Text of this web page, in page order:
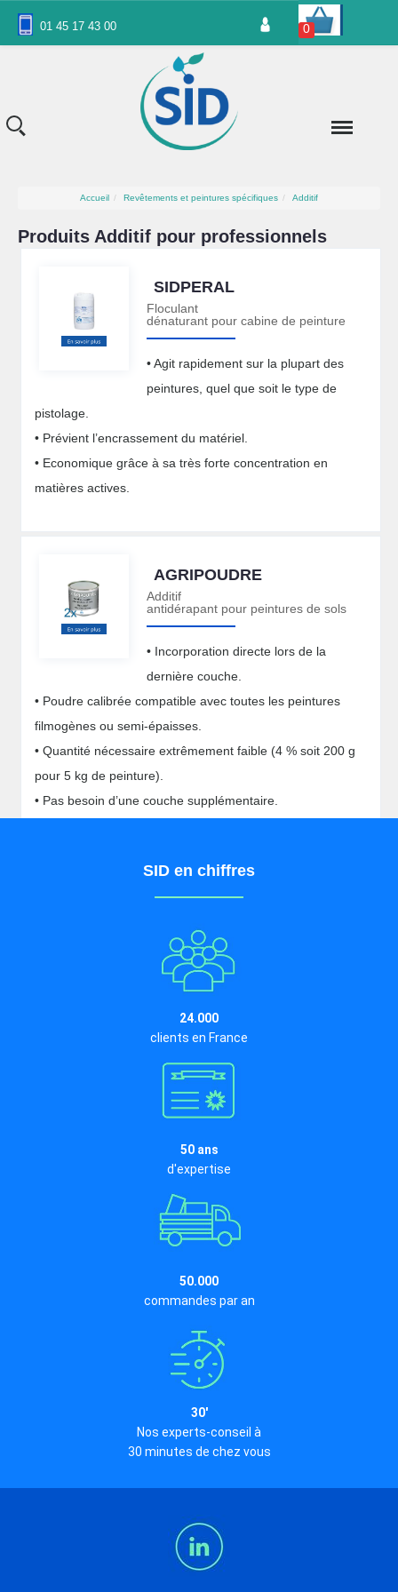
01 45 17 43 00 0
Accueil Revêtements et peintures spécifiques Additif
Produits Additif pour professionnels
SIDPERAL
Floculant
dénaturant pour cabine de peinture
• Agit rapidement sur la plupart des
peintures, quel que soit le type de
pistolage.
• Prévient l’encrassement du matériel.
• Economique grâce à sa très forte concentration en
matières actives.
AGRIPOUDRE
Additif
antidérapant pour peintures de sols
• Incorporation directe lors de la
dernière couche.
• Poudre calibrée compatible avec toutes les peintures
filmogènes ou semi-épaisses.
• Quantité nécessaire extrêmement faible (4 % soit 200 g
pour 5 kg de peinture).
• Pas besoin d’une couche supplémentaire.
SID en chiffres
24.000
clients en France
50 ans
d'expertise
50.000
commandes par an
30'
Nos experts-conseil à
30 minutes de chez vous